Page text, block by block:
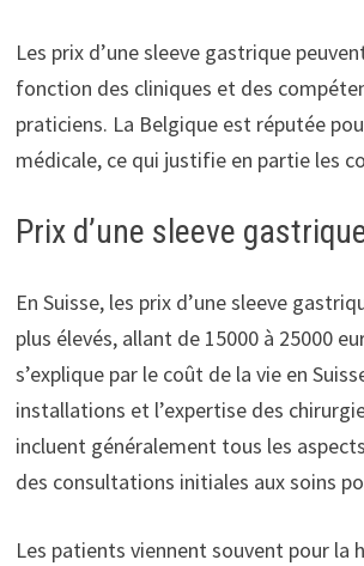
Les prix d’une sleeve gastrique
fonction des cliniques et des
praticiens. La Belgique est réputée
médicale, ce qui justifie en partie les
Prix d’une sleeve
En Suisse, les prix d’une sleeve
plus élevés, allant de 15000 à 25000
s’explique par le coût de la vie en
installations et l’expertise des
incluent généralement tous les
des consultations initiales aux soins
Les patients viennent souvent pour la